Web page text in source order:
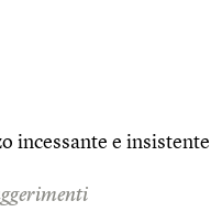
incessante e insistente